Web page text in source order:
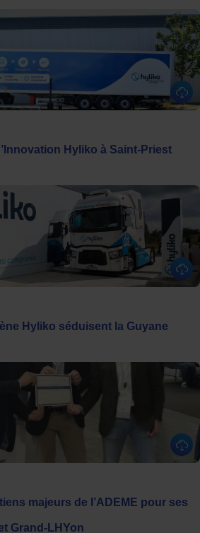
Hyliko à Saint-Priest
Hyliko séduisent la Guyane
majeurs de l’ADEME pour ses
Grand-LHYon